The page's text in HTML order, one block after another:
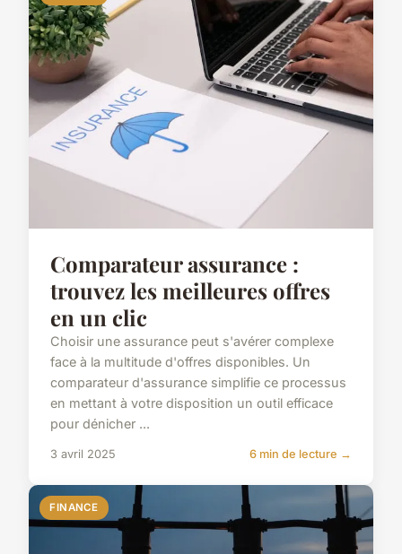
Comparateur assurance :
trouvez les meilleures offres
en un clic
Choisir une assurance peut s'avérer complexe
face à la multitude d'offres disponibles. Un
comparateur d'assurance simplifie ce processus
en mettant à votre disposition un outil efficace
pour dénicher ...
3 avril 2025 6 min de lecture →
FINANCE